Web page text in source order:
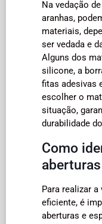
Na vedação
aranhas,
materiais,
ser vedada e
Alguns dos
silicone, a
fitas adesivas
escolher o
situação,
durabilidade
Como
aberturas
Para realizar
eficiente, é
aberturas e